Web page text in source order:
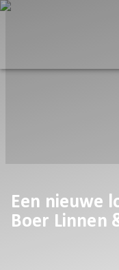
Een nieuwe
Boer Linnen